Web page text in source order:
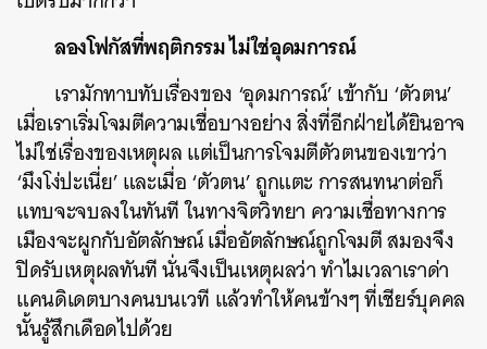
ลองโฟกัสที่พฤติกรรม ไม่ใช่อุดมการณ์
เรามักทาบทับเรื่องของ ‘อุดมการณ์’ เข้ากับ ‘ตัวตน’
เมื่อเราเริ่มโจมตีความเชื่อบางอย่าง สิ่งที่อีกฝ่ายได้ยินอาจ
ไม่ใช่เรื่องของเหตุผล แต่เป็นการโจมตีตัวตนของเขาว่า
‘มึงโง่ปะเนี่ย’ และเมื่อ ‘ตัวตน’ ถูกแตะ การสนทนาต่อก็
แทบจะจบลงในทันที ในทางจิตวิทยา ความเชื่อทางการ
เมืองจะผูกกับอัตลักษณ์ เมื่ออัตลักษณ์ถูกโจมตี สมองจึง
ปิดรับเหตุผลทันที นั่นจึงเป็นเหตุผลว่า ทำไมเวลาเราด่า
แคนดิเดตบางคนบนเวที แล้วทำให้คนข้างๆ ที่เชียร์บุคคล
นั้นรู้สึกเดือดไปด้วย